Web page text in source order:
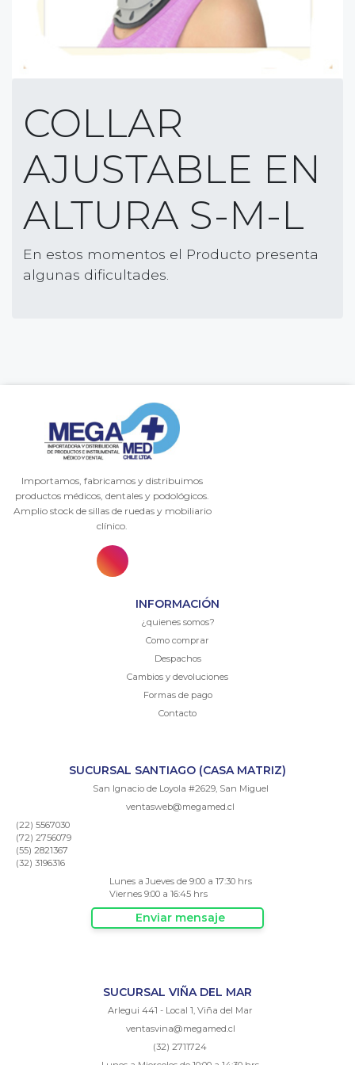
COLLAR
AJUSTABLE EN
ALTURA S-M-L
En estos momentos el Producto presenta
algunas dificultades.
Importamos, fabricamos y distribuimos
productos médicos, dentales y podológicos.
Amplio stock de sillas de ruedas y mobiliario
clínico.
INFORMACIÓN
¿quienes somos?
Como comprar
Despachos
Cambios y devoluciones
Formas de pago
Contacto
SUCURSAL SANTIAGO (CASA MATRIZ)
San Ignacio de Loyola #2629, San Miguel
ventasweb@megamed.cl
(22) 5567030
(72) 2756079
(55) 2821367
(32) 3196316
Lunes a Jueves de 9:00 a 17:30 hrs
Viernes 9:00 a 16:45 hrs
Enviar mensaje
SUCURSAL VIÑA DEL MAR
Arlegui 441 - Local 1, Viña del Mar
ventasvina@megamed.cl
(32) 2711724